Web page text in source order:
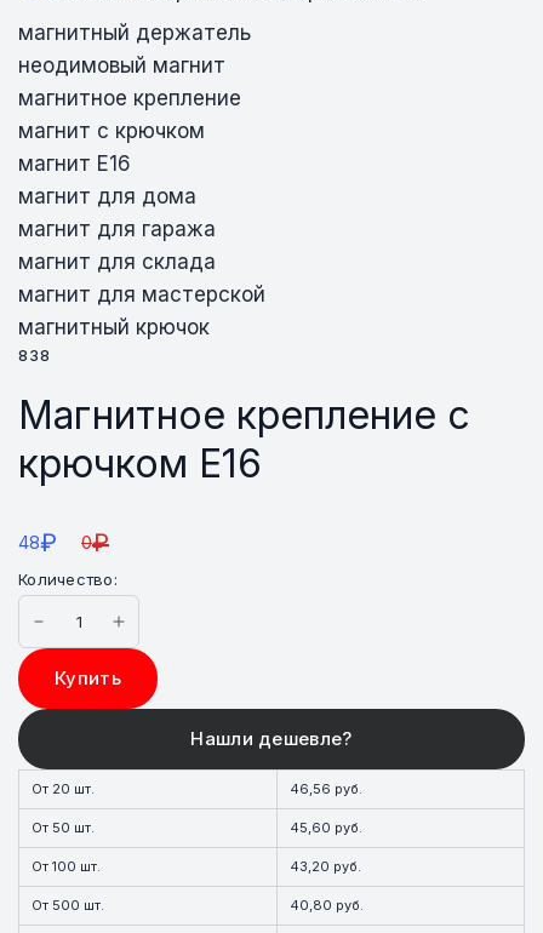
магнитный держатель
неодимовый магнит
магнитное крепление
магнит с крючком
магнит E16
магнит для дома
магнит для гаража
магнит для склада
магнит для мастерской
магнитный крючок
838
Магнитное крепление с
крючком E16
48₽ 0₽
Количество:
Купить
От 20 шт. 46,56 руб.
От 50 шт. 45,60 руб.
От 100 шт. 43,20 руб.
От 500 шт. 40,80 руб.